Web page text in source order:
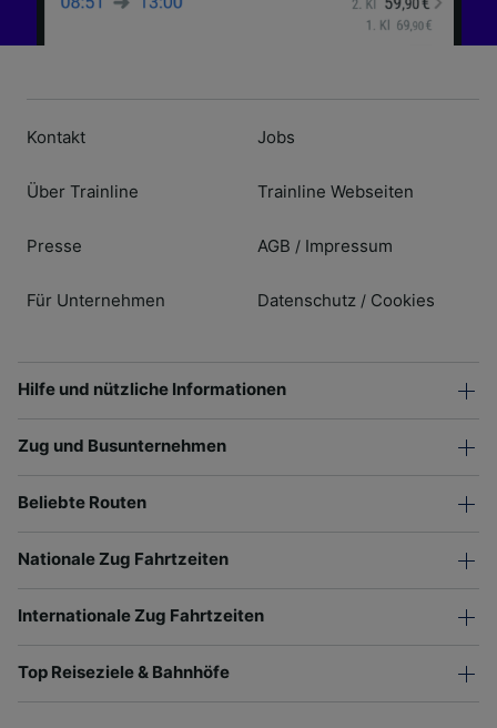
Kontakt
Über Trainline
Presse
Für Unternehmen
Jobs
Trainline Webseiten
AGB / Impressum
Datenschutz / Cookies
Hilfe und nützliche Informationen
Zug und Busunternehmen
Beliebte Routen
Nationale Zug Fahrtzeiten
Internationale Zug Fahrtzeiten
Top Reiseziele & Bahnhöfe